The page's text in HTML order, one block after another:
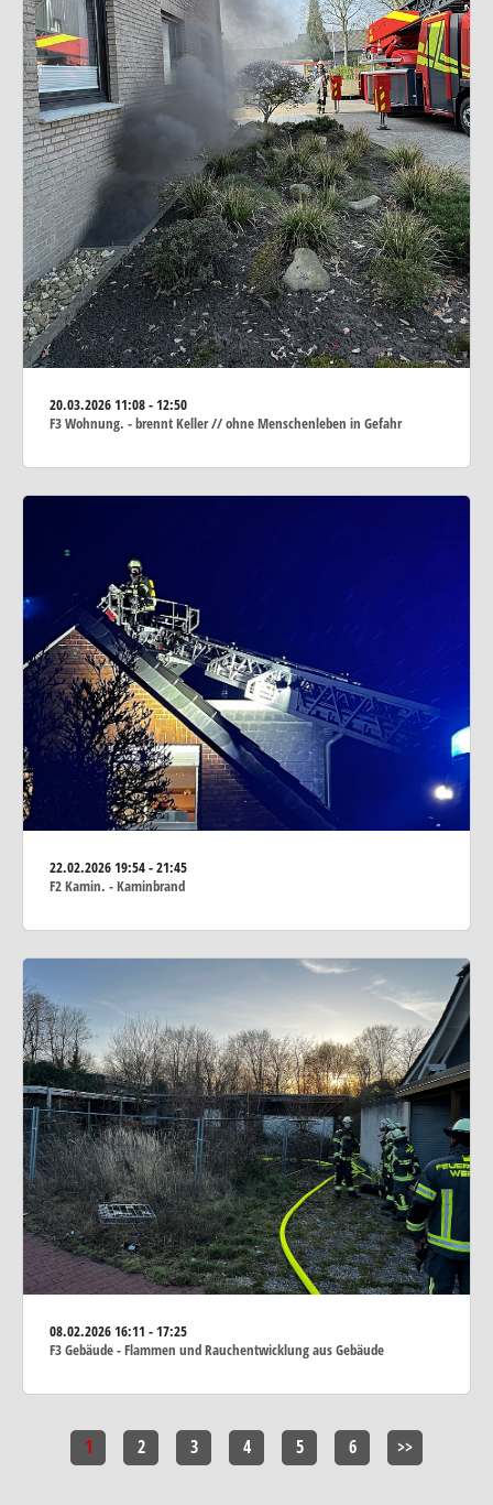
20.03.202611:08 - 12:50
F3 Wohnung. - brennt Keller // ohne Menschenleben in Gefahr
22.02.202619:54 - 21:45
F2 Kamin. - Kaminbrand
08.02.202616:11 - 17:25
F3 Gebäude - Flammen und Rauchentwicklung aus Gebäude
1 2 3 4 5 6 >>